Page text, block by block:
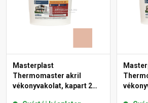
Masterplast
Thermomaster akril
vékonyvakolat, kapart 2